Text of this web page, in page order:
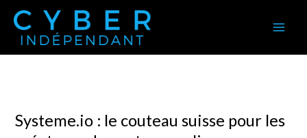
contenu
Systeme.io : le couteau suisse pour les